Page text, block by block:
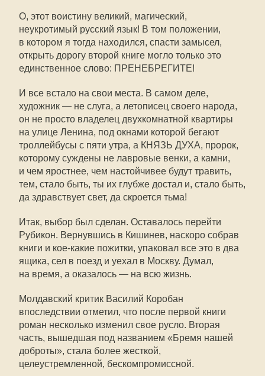
О, этот воистину великий, магический,
неукротимый русский язык! В том положении,
в котором я тогда находился, спасти замысел,
открыть дорогу второй книге могло только это
единственное слово: ПРЕНЕБРЕГИТЕ!
И все встало на свои места. В самом деле,
художник — не слуга, а летописец своего народа,
он не просто владелец двухкомнатной квартиры
на улице Ленина, под окнами которой бегают
троллейбусы с пяти утра, а КНЯЗЬ ДУХА, пророк,
которому суждены не лавровые венки, а камни,
и чем яростнее, чем настойчивее будут травить,
тем, стало быть, ты их глубже достал и, стало быть,
да здравствует свет, да скроется тьма!
Итак, выбор был сделан. Оставалось перейти
Рубикон. Вернувшись в Кишинев, наскоро собрав
книги и кое-какие пожитки, упаковал все это в два
ящика, сел в поезд и уехал в Москву. Думал,
на время, а оказалось — на всю жизнь.
Молдавский критик Василий Коробан
впоследствии отметил, что после первой книги
роман несколько изменил свое русло. Вторая
часть, вышедшая под названием «Бремя нашей
доброты», стала более жесткой,
целеустремленной, бескомпромиссной.